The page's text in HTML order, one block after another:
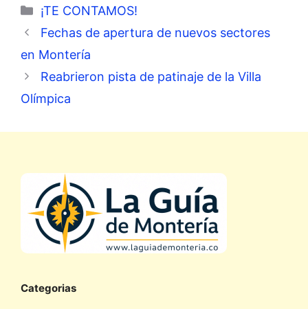
Categorías
¡TE CONTAMOS!
Fechas de apertura de nuevos sectores
en Montería
Reabrieron pista de patinaje de la Villa
Olímpica
Categorias